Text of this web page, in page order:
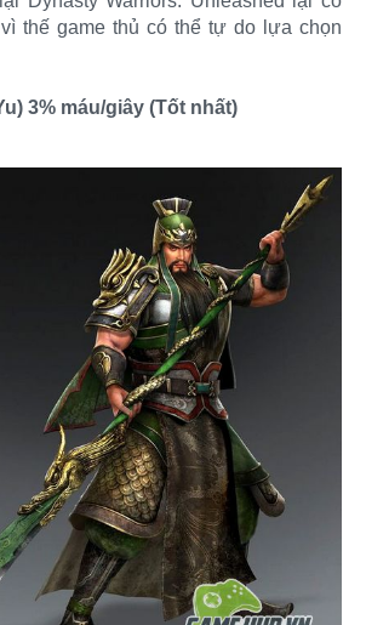
thế game thủ có thể tự do lựa chọn
3% máu/giây (Tốt nhất)